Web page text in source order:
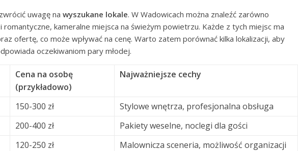
uwagę na wyszukane lokale. W Wadowicach można znaleźć zarówno
romantyczne, kameralne miejsca na świeżym powietrzu. Każde z tych miejsc ma
ofertę, co może wpływać na cenę. Warto zatem porównać kilka lokalizacji, aby
oczekiwaniom pary młodej.
Cena na osobę
(przykładowo)
Najważniejsze cechy
150-300 zł
Stylowe wnętrza, profesjonalna obsługa
200-400 zł
Pakiety weselne, noclegi dla gości
120-250 zł
Malownicza sceneria, możliwość organizacji